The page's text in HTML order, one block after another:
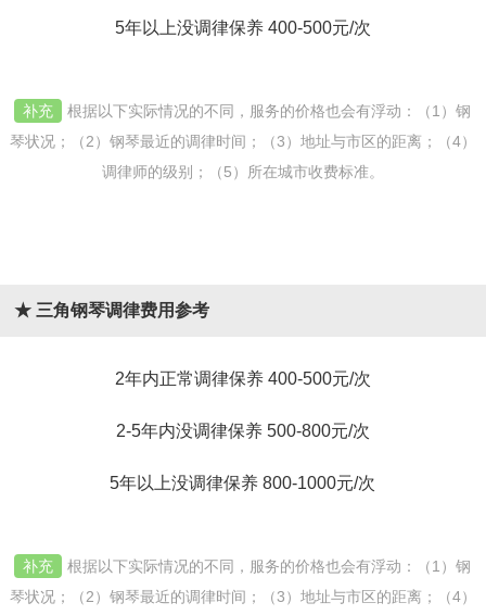
5年以上没调律保养 400-500元/次
补充
根据以下实际情况的不同，服务的价格也会有浮动：（1）钢
琴状况；（2）钢琴最近的调律时间；（3）地址与市区的距离；（4）
调律师的级别；（5）所在城市收费标准。
★ 三角钢琴调律费用参考
2年内正常调律保养 400-500元/次
2-5年内没调律保养 500-800元/次
5年以上没调律保养 800-1000元/次
补充
根据以下实际情况的不同，服务的价格也会有浮动：（1）钢
琴状况；（2）钢琴最近的调律时间；（3）地址与市区的距离；（4）